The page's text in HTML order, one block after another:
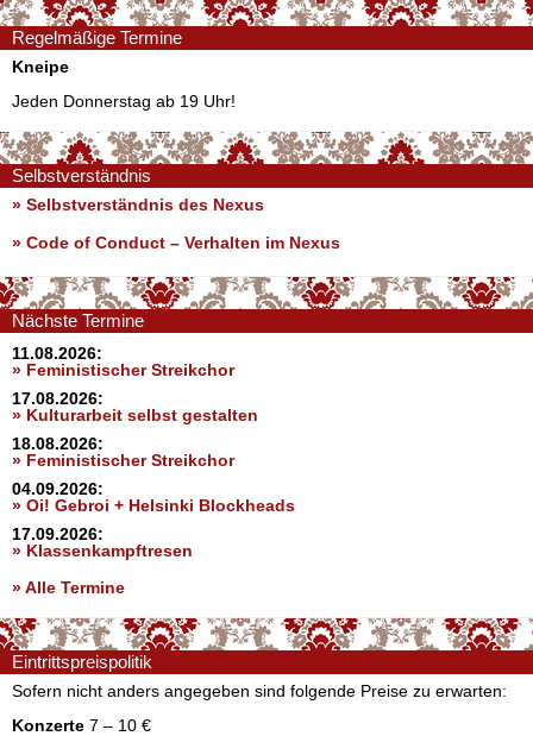
Regelmäßige Termine
Kneipe
Jeden Donnerstag ab 19 Uhr!
Selbstverständnis
» Selbstverständnis des Nexus
» Code of Conduct – Verhalten im Nexus
Nächste Termine
11.08.2026:
» Feministischer Streikchor
17.08.2026:
» Kulturarbeit selbst gestalten
18.08.2026:
» Feministischer Streikchor
04.09.2026:
» Oi! Gebroi + Helsinki Blockheads
17.09.2026:
» Klassenkampftresen
» Alle Termine
Eintrittspreispolitik
Sofern nicht anders angegeben sind folgende Preise zu erwarten:
Konzerte 7 – 10 €